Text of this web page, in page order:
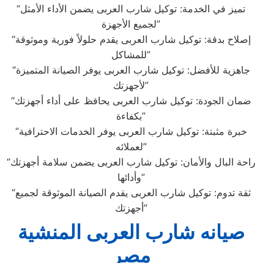
“تميز في الخدمة: توكيل شارب العربى يضمن الأداء الأمثل
لجميع الأجهزة”
“إصلاح بدقة: توكيل شارب العربى يقدم حلولاً فورية وموثوقة
للمشاكل”
“جاهزية للأفضل: توكيل شارب العربى يوفر الصيانة المتميزة
لأجهزتك”
“ضمان الجودة: توكيل شارب العربى يحافظ على أداء أجهزتك
بكفاءة”
“خبرة مثبتة: توكيل شارب العربى يوفر الخدمات الاحترافية
لعملائه”
“راحة البال والأمان: توكيل شارب العربى يضمن سلامة أجهزتك
وأدائها”
“ثقة تدوم: توكيل شارب العربى يقدم الصيانة الموثوقة لجميع
أجهزتك”
صيانه شارب العربى المنشية
مصر